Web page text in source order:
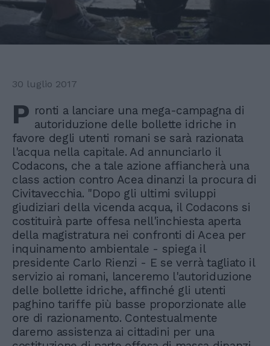
30 luglio 2017
P ronti a lanciare una mega-campagna di
autoriduzione delle bollette idriche in
favore degli utenti romani se sarà razionata
l'acqua nella capitale. Ad annunciarlo il
Codacons, che a tale azione affiancherà una
class action contro Acea dinanzi la procura di
Civitavecchia. "Dopo gli ultimi sviluppi
giudiziari della vicenda acqua, il Codacons si
costituirà parte offesa nell'inchiesta aperta
della magistratura nei confronti di Acea per
inquinamento ambientale - spiega il
presidente Carlo Rienzi - E se verrà tagliato il
servizio ai romani, lanceremo l'autoriduzione
delle bollette idriche, affinché gli utenti
paghino tariffe più basse proporzionate alle
ore di razionamento. Contestualmente
daremo assistenza ai cittadini per una